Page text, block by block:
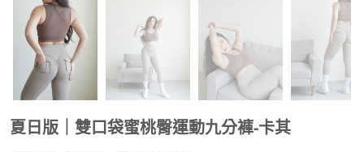
夏日版｜雙口袋蜜桃臀運動九分褲-卡其